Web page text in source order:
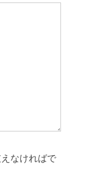
なければで